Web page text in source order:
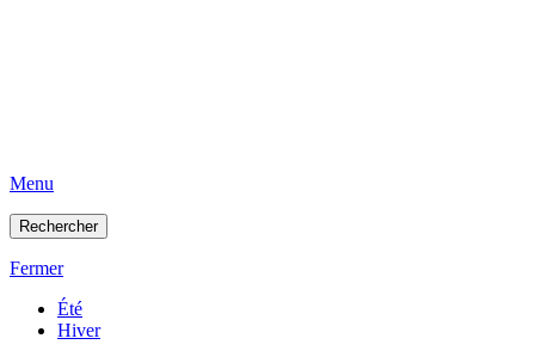
Menu
Rechercher
Fermer
Été
Hiver